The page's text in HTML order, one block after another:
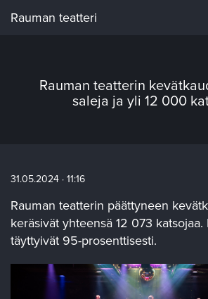
Rauman teatteri
Rauman teatterin
saleja ja yli 12 000
31.05.2024 · 11:16
Rauman teatterin päättyneen
keräsivät yhteensä 12 073 katsojaa.
täyttyivät 95-prosenttisesti.